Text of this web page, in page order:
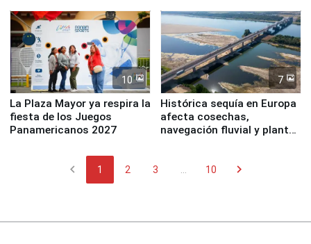
10
La Plaza Mayor ya respira la
fiesta de los Juegos
Panamericanos 2027
7
Histórica sequía en Europa
afecta cosechas,
navegación fluvial y plantas
chevron_left 1 2 3 ... 10 chevron_right